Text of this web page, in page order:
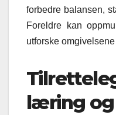
forbedre balansen,
Foreldre kan
utforske
læring